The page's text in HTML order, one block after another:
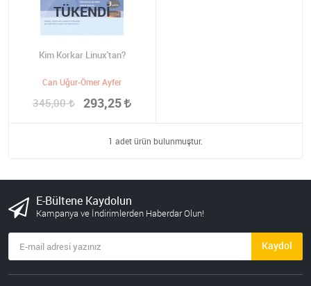
Kim Korkar Linux'tan?
Can Uğur-Ömer Ayfer
345,00 293,25
TÜKENDI
1 adet ürün bulunmuştur.
E-Bültene Kaydolun
Kampanya ve İndirimlerden Haberdar Olun!
Kaydol